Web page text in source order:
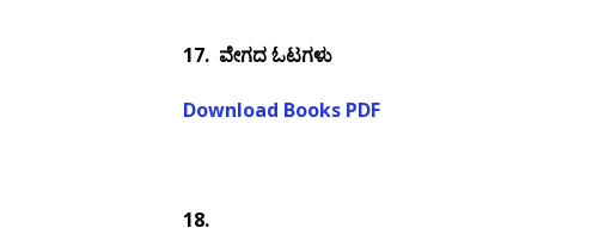
17. ವೇಗದ ಓಟಗಳು
Download Books PDF
18.